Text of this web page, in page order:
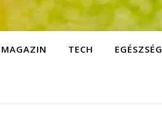
MAGAZIN TECH EGÉSZSÉG